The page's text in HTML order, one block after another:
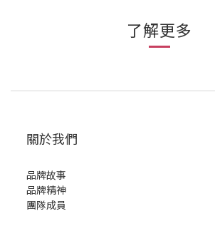
了解更多
關於我們
品牌故事
品牌精神
團隊成員